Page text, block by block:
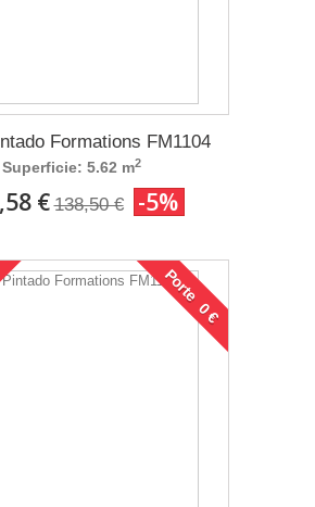
Formations FM1104
Superficie: 5.62 m2
€ 138,50 € -5%
Porte 0 €